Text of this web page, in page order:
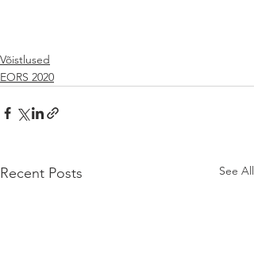
Võistlused
EORS 2020
Recent Posts See All